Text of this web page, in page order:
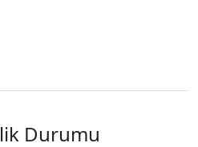
Durumu